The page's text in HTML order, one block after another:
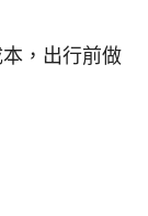
，出行前做